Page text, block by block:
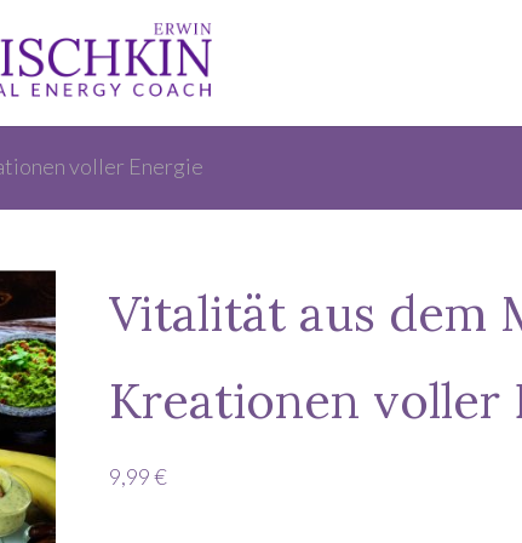
voller Energie
Vitalität aus dem
Kreationen voller
9,99€